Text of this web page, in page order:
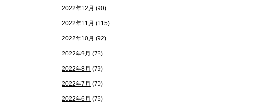
2022年12月 (90)
2022年11月 (115)
2022年10月 (92)
2022年9月 (76)
2022年8月 (79)
2022年7月 (70)
2022年6月 (76)